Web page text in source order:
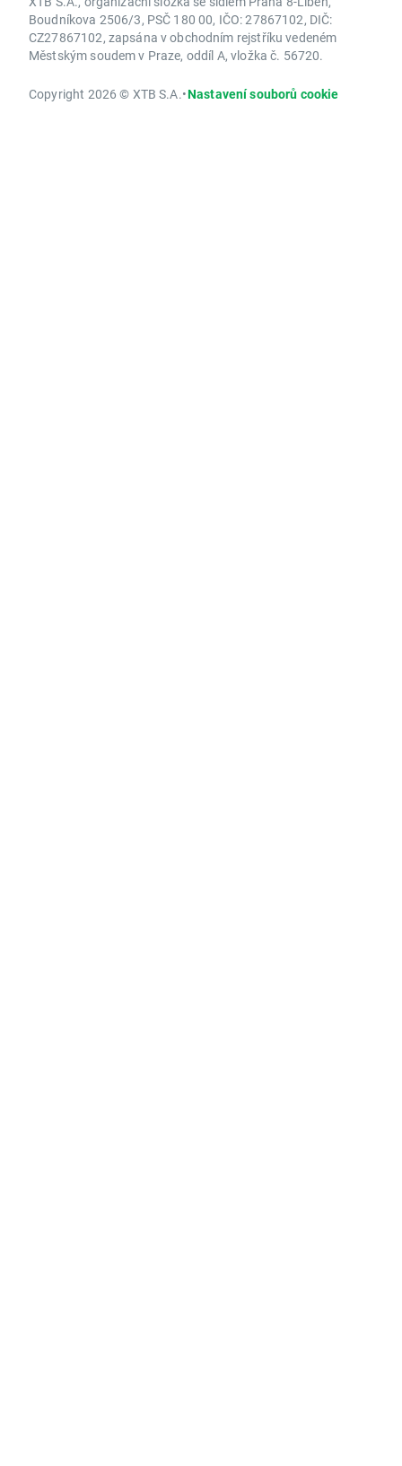
Boudníkova 2506/3, PSČ 180 00, IČO: 27867102, DIČ:
CZ27867102, zapsána v obchodním rejstříku vedeném
Městským soudem v Praze, oddíl A, vložka č. 56720.
Copyright 2026 © XTB S.A.•Nastavení souborů cookie